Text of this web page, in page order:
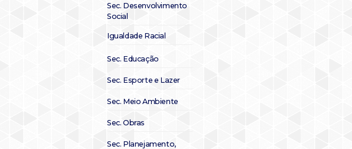
Sec. Desenvolvimento
Social
Igualdade Racial
Sec. Educação
Sec. Esporte e Lazer
Sec. Meio Ambiente
Sec. Obras
Sec. Planejamento,